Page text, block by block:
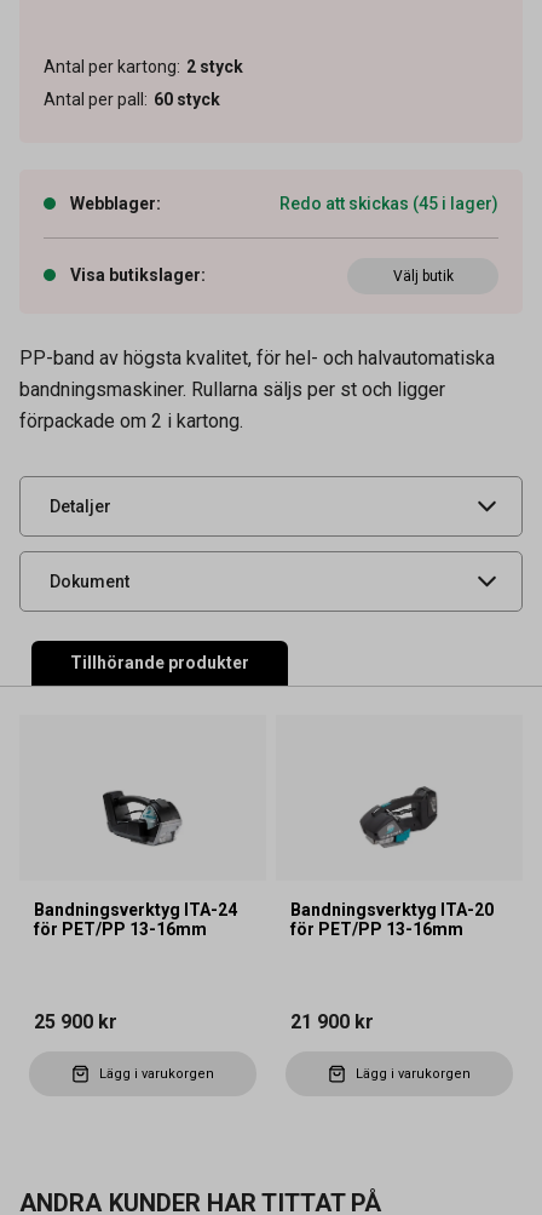
Antal per kartong: 2 styck
Antal per pall : 60 styck
Webblager: Redo att skickas (45 i lager)
Visa butikslager: Välj butik
PP-band av högsta kvalitet, för hel- och halvautomatiska
bandningsmaskiner. Rullarna säljs per st och ligger
förpackade om 2 i kartong.
Detaljer
Artikelnummer 43100037
Leverantörens
UNSPSC 24112500
Dokument
Produktdatablad
Tillhörande produkter
Bandningsverktyg ITA-24
för PET/PP 13-16mm
25 900 kr
Lägg i varukorgen
Bandningsverktyg ITA-20
för PET/PP 13-16mm
21 900 kr
Lägg i varukorgen
ANDRA KUNDER HAR TITTAT PÅ